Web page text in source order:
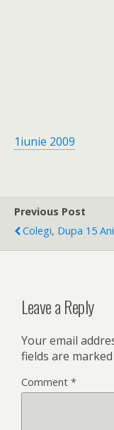
1iunie 2009
Previous Post
Colegi, Dupa 15 Ani
Leave a Reply
Your email
fields are marked
Comment *